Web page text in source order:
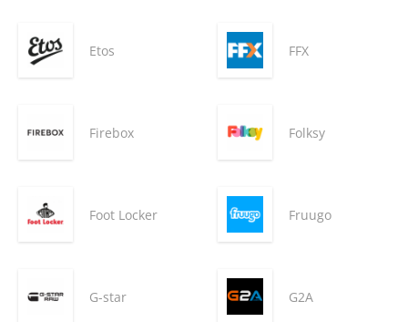
Etos FFX
Firebox Folksy
Foot Locker Fruugo
G-star G2A